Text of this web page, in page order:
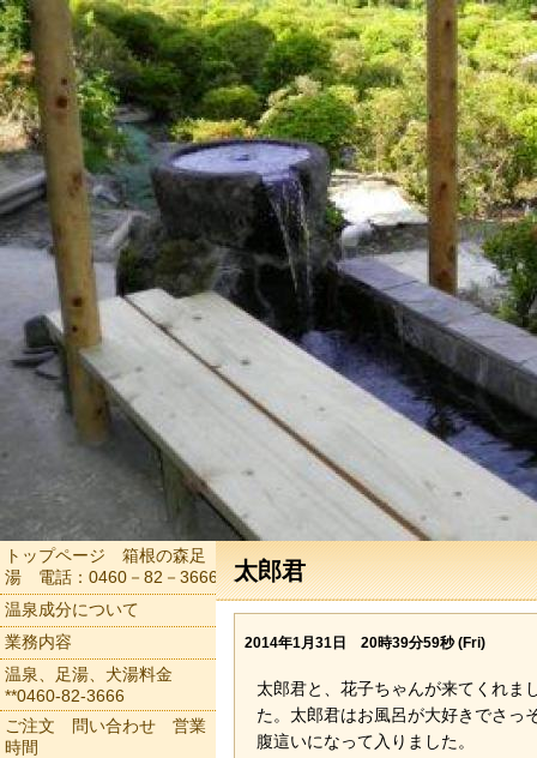
太郎君
2014年1月31日 20時39分59秒 (Fri)
太郎君と、花子ちゃんが来てくれま
た。太郎君はお風呂が大好きでさっ
腹這いになって入りました。
トップページ 箱根の森足
湯 電話：0460－82－3666
温泉成分について
業務内容
温泉、足湯、犬湯料金
**0460-82-3666
ご注文 問い合わせ 営業
時間